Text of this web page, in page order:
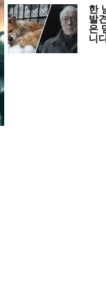
한
발
은
니